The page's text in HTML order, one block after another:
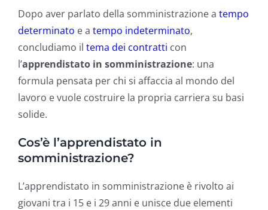
Dopo aver parlato della somministrazione a tempo
determinato e a tempo indeterminato,
concludiamo il tema dei contratti con
l’apprendistato in somministrazione: una
formula pensata per chi si affaccia al mondo del
lavoro e vuole costruire la propria carriera su basi
solide.
Cos’è l’apprendistato in
somministrazione?
L’apprendistato in somministrazione è rivolto ai
giovani tra i 15 e i 29 anni e unisce due elementi